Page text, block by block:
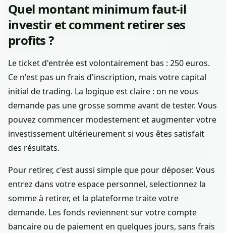
Quel montant minimum faut-il
investir et comment retirer ses
profits ?
Le ticket d'entrée est volontairement bas : 250 euros.
Ce n'est pas un frais d'inscription, mais votre capital
initial de trading. La logique est claire : on ne vous
demande pas une grosse somme avant de tester. Vous
pouvez commencer modestement et augmenter votre
investissement ultérieurement si vous êtes satisfait
des résultats.
Pour retirer, c'est aussi simple que pour déposer. Vous
entrez dans votre espace personnel, selectionnez la
somme à retirer, et la plateforme traite votre
demande. Les fonds reviennent sur votre compte
bancaire ou de paiement en quelques jours, sans frais